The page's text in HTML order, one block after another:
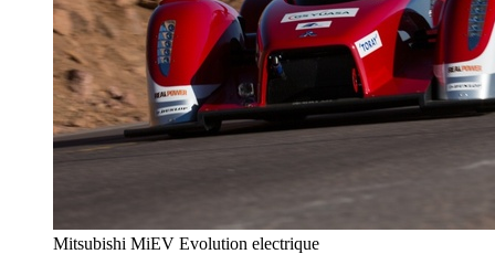
Mitsubishi MiEV Evolution electrique